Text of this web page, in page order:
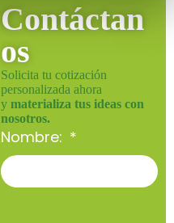
Contáctan
os
Solicita tu cotización
personalizada ahora
y materializa tus ideas con
nosotros.
Nombre: